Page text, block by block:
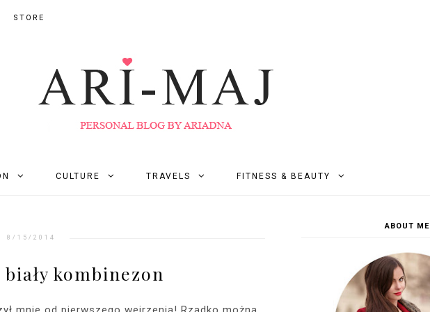
STORE
CULTURE TRAVELS FITNESS & BEAUTY
8/15/2014
kombinezon
ABOUT ME